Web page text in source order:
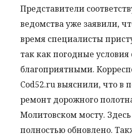
Представители
ведомства уже заявили,
время специалисты
так как погодные условия
благоприятными.
Cod52.ru выяснили, что в
ремонт дорожного
Молитовском мосту.
полностью обновлено.